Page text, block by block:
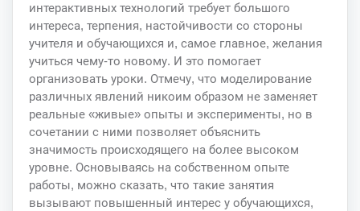
интерактивных технологий требует большого
интереса, терпения, настойчивости со стороны
учителя и обучающихся и, самое главное, желания
учиться чему-то новому. И это помогает
организовать уроки. Отмечу, что моделирование
различных явлений никоим образом не заменяет
реальные «живые» опыты и эксперименты, но в
сочетании с ними позволяет объяснить
значимость происходящего на более высоком
уровне. Основываясь на собственном опыте
работы, можно сказать, что такие занятия
вызывают повышенный интерес у обучающихся,